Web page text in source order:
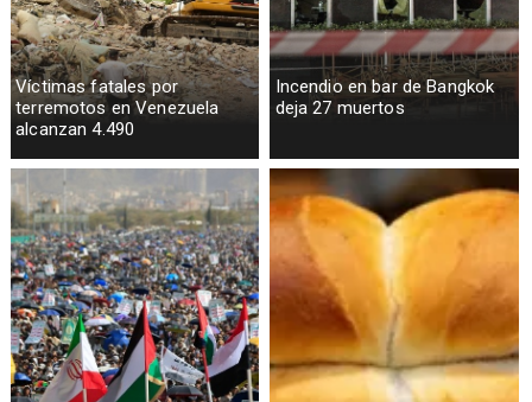
Víctimas fatales por
terremotos en Venezuela
alcanzan 4.490
Incendio en bar de Bangkok
deja 27 muertos